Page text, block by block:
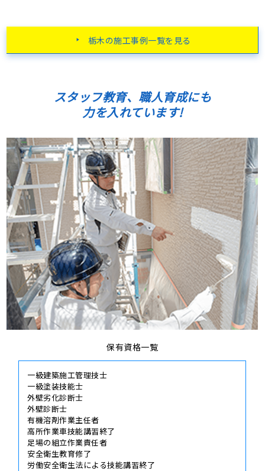
栃木の施工事例一覧を見る
スタッフ教育、職人育成にも
力を入れています!
保有資格一覧
一級建築施工管理技士
一級塗装技能士
外壁劣化診断士
外壁診断士
有機溶剤作業主任者
高所作業車技能講習終了
足場の組立作業責任者
安全衛生教育修了
労働安全衛生法による技能講習終了